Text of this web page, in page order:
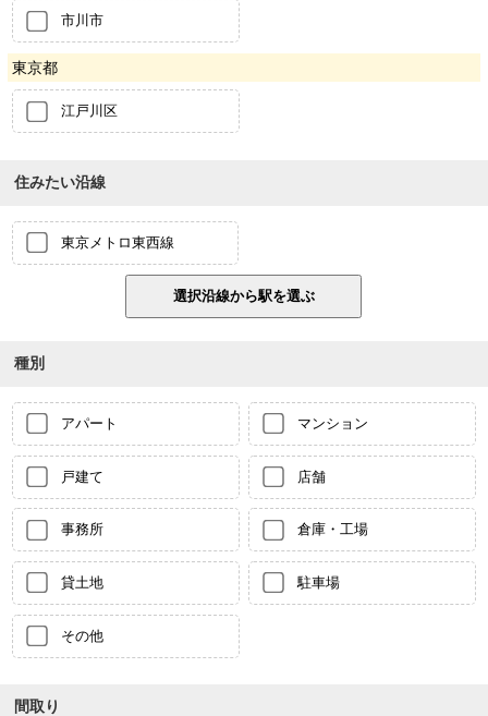
市川市
東京都
江戸川区
住みたい沿線
東京メトロ東西線
種別
アパート マンション
戸建て 店舗
事務所 倉庫・工場
貸土地 駐車場
その他
間取り